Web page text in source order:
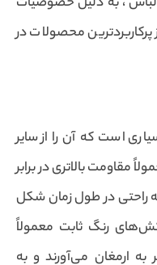
محصولات در
است که آن را از سایر
بالاتری در برابر
راحتی در طول زمان شکل
رنگ ثابت معمولاً
به ارمغان می‌آورند و به